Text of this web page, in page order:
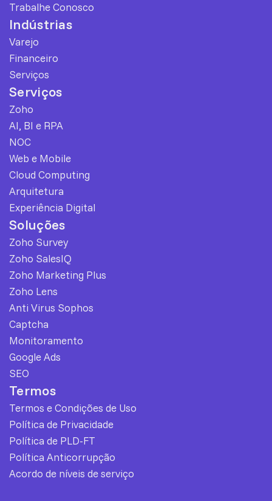
Trabalhe Conosco
Indústrias
Varejo
Financeiro
Serviços
Serviços
Zoho
AI, BI e RPA
NOC
Web e Mobile
Cloud Computing
Arquitetura
Experiência Digital
Soluções
Zoho Survey
Zoho SalesIQ
Zoho Marketing Plus
Zoho Lens
Anti Virus Sophos
Captcha
Monitoramento
Google Ads
SEO
Termos
Termos e Condições de Uso
Política de Privacidade
Política de PLD-FT
Política Anticorrupção
Acordo de níveis de serviço